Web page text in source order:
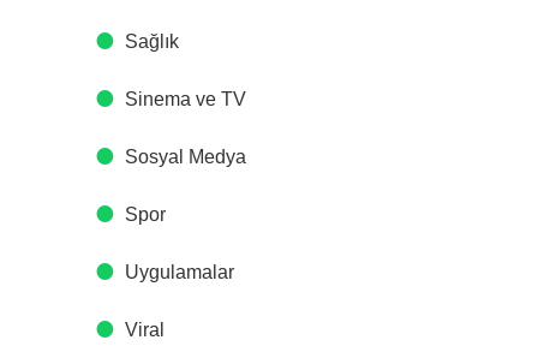
Sağlık
Sinema ve TV
Sosyal Medya
Spor
Uygulamalar
Viral